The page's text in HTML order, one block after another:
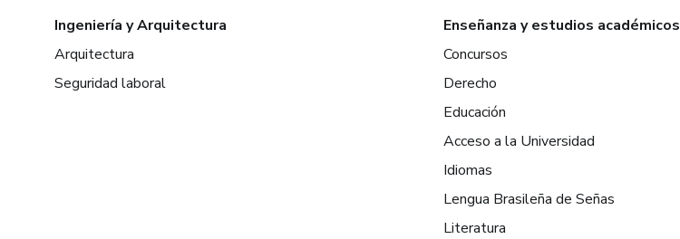
Ingeniería y Arquitectura
Arquitectura
Seguridad laboral
Enseñanza y estudios académicos
Concursos
Derecho
Educación
Acceso a la Universidad
Idiomas
Lengua Brasileña de Señas
Literatura